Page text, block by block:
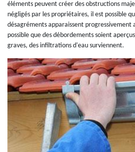
éléments peuvent créer des obstructions
négligés par les propriétaires, il est possible
désagréments apparaissent progressivement
possible que des débordements soient
graves, des infiltrations d'eau surviennent.